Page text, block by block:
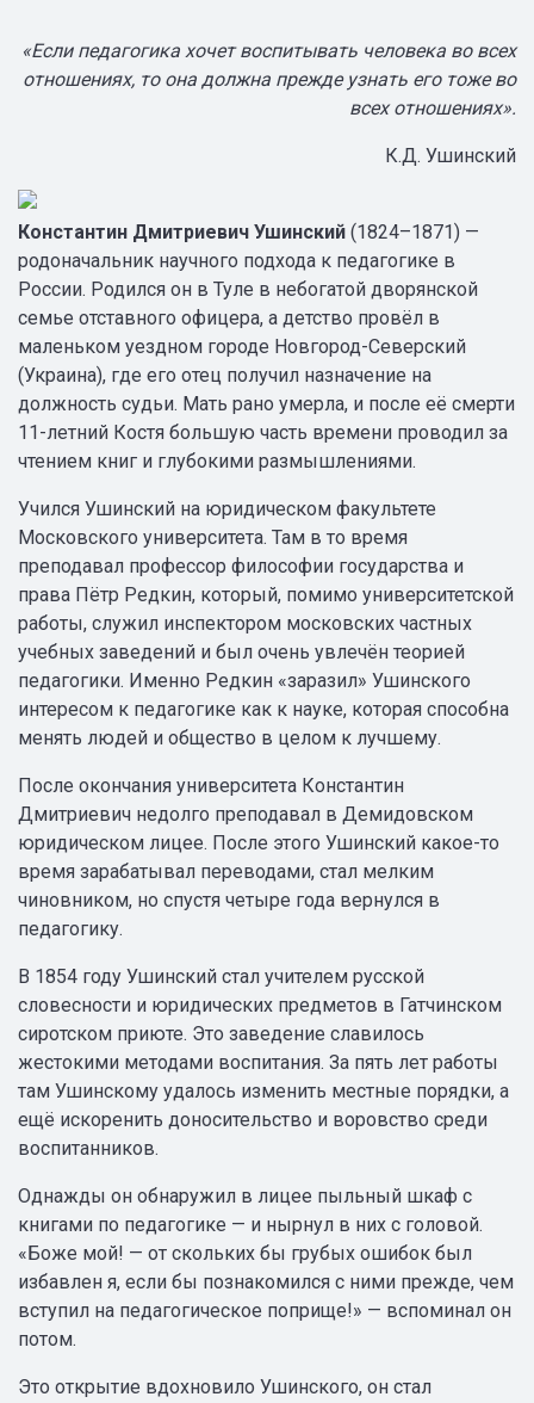
«Если педагогика хочет воспитывать человека во всех
отношениях, то она должна прежде узнать его тоже во
всех отношениях».
К.Д. Ушинский
Константин Дмитриевич Ушинский (1824–1871) —
родоначальник научного подхода к педагогике в
России. Родился он в Туле в небогатой дворянской
семье отставного офицера, а детство провёл в
маленьком уездном городе Новгород-Северский
(Украина), где его отец получил назначение на
должность судьи. Мать рано умерла, и после её смерти
11-летний Костя большую часть времени проводил за
чтением книг и глубокими размышлениями.
Учился Ушинский на юридическом факультете
Московского университета. Там в то время
преподавал профессор философии государства и
права Пётр Редкин, который, помимо университетской
работы, служил инспектором московских частных
учебных заведений и был очень увлечён теорией
педагогики. Именно Редкин «заразил» Ушинского
интересом к педагогике как к науке, которая способна
менять людей и общество в целом к лучшему.
После окончания университета Константин
Дмитриевич недолго преподавал в Демидовском
юридическом лицее. После этого Ушинский какое-то
время зарабатывал переводами, стал мелким
чиновником, но спустя четыре года вернулся в
педагогику.
В 1854 году Ушинский стал учителем русской
словесности и юридических предметов в Гатчинском
сиротском приюте. Это заведение славилось
жестокими методами воспитания. За пять лет работы
там Ушинскому удалось изменить местные порядки, а
ещё искоренить доносительство и воровство среди
воспитанников.
Однажды он обнаружил в лицее пыльный шкаф с
книгами по педагогике — и нырнул в них с головой.
«Боже мой! — от скольких бы грубых ошибок был
избавлен я, если бы познакомился с ними прежде, чем
вступил на педагогическое поприще!» — вспоминал он
потом.
Это открытие вдохновило Ушинского, он стал